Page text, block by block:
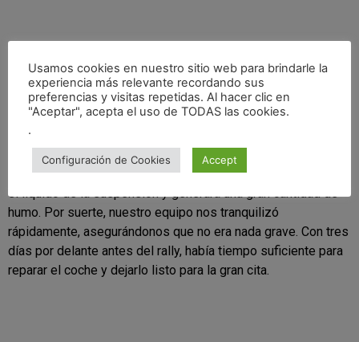
Tras detenernos para revisar el problema, descubrimos que
la suspensión había hecho tope, lo que provocó que saltara
el líquido de la suspensión y generara una gran cantidad de
humo. Por suerte, nuestro equipo nos tranquilizó
rápidamente, asegurándonos que no era nada grave. Con tres
días por delante antes del rally, había tiempo suficiente para
reparar el coche y dejarlo listo para la gran cita.
Usamos cookies en nuestro sitio web para brindarle la
experiencia más relevante recordando sus
preferencias y visitas repetidas. Al hacer clic en
"Aceptar", acepta el uso de TODAS las cookies.
.
Configuración de Cookies Accept